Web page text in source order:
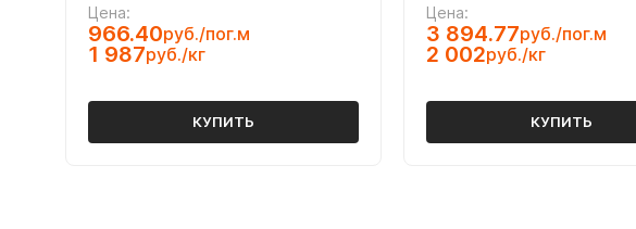
Цена:
966.40руб./пог.м
1 987руб./кг
КУПИТЬ
Цена:
3 894.77руб./пог.м
2 002руб./кг
КУПИТЬ